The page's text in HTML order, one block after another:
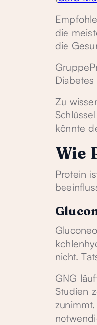
die
die
Zu
könnte
Wie
Protein
nicht.
GNG
Studien